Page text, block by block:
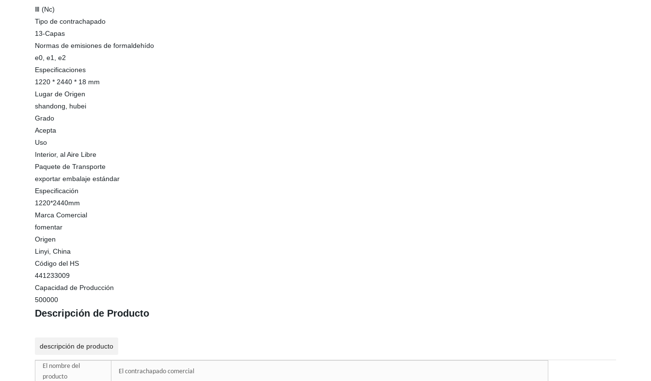
Ⅲ (Nc)
Tipo de contrachapado
13-Capas
Normas de emisiones de formaldehído
e0, e1, e2
Especificaciones
1220 * 2440 * 18 mm
Lugar de Origen
shandong, hubei
Grado
Acepta
Uso
Interior, al Aire Libre
Paquete de Transporte
exportar embalaje estándar
Especificación
1220*2440mm
Marca Comercial
fomentar
Origen
Linyi, China
Código del HS
441233009
Capacidad de Producción
500000
Descripción de Producto
descripción de producto
El nombre del
producto
El contrachapado comercial